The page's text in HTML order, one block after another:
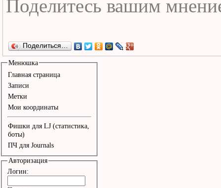
Поделиться…
Менюшка
Главная страница
Записи
Метки
Мои координаты
Фишки для LJ (статистика,
боты)
ПЧ для Journals
Авторизация
Логин: